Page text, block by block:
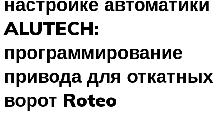
ALUTECH:
программирование
привода для откатных
ворот Roteo